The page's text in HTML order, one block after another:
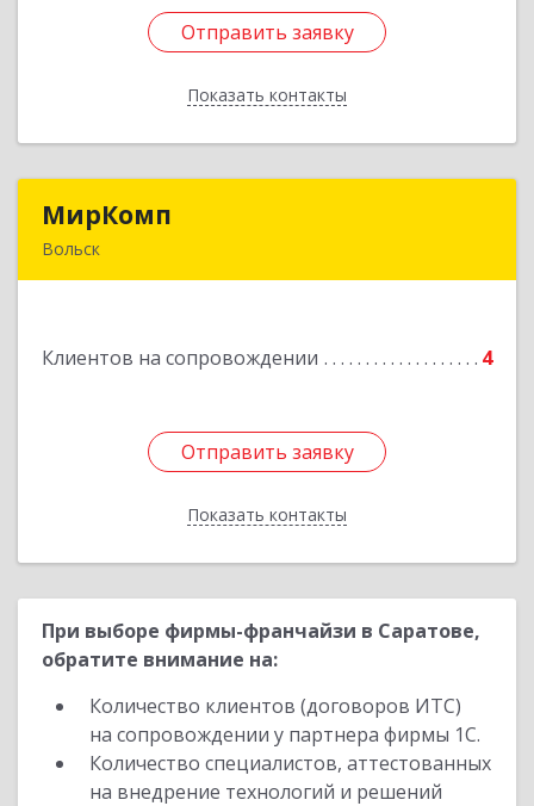
Отправить заявку
Показать контакты
Отправить заявку
Назад
МирКомп
Вольск
Клиентов на сопровождении 4
Отправить заявку
Показать контакты
Подробнее
Отправить заявку
Назад
При выборе фирмы-франчайзи в Саратове,
обратите внимание на:
Количество клиентов (договоров ИТС)
на сопровождении у партнера фирмы 1С.
Количество специалистов, аттестованных
на внедрение технологий и решений